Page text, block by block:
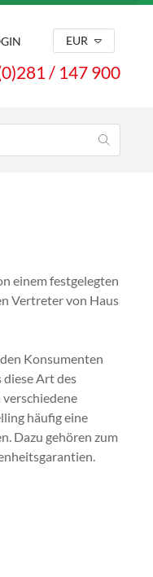
EUR
/ 147 900
einem festgelegten
Vertreter von Haus
Konsumenten
Art des
häufig eine
Dazu gehören zum